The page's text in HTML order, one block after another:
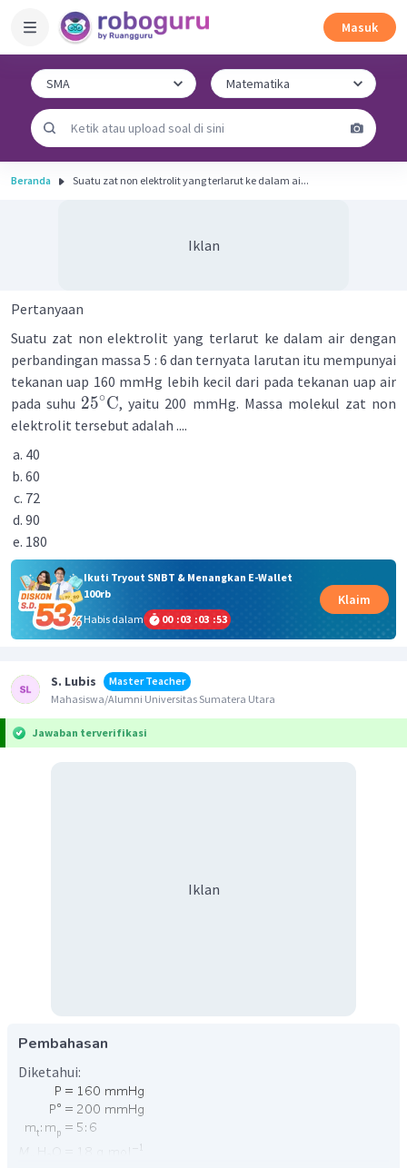
Masuk
Beranda Suatu zat non elektrolit yang terlarut ke dalam ai...
Iklan
Pertanyaan
Suatu zat non elektrolit yang terlarut ke dalam air dengan
perbandingan massa 5 : 6 dan ternyata larutan itu mempunyai
tekanan uap 160 mmHg lebih kecil dari pada tekanan uap air
pada suhu 25∘C, yaitu 200 mmHg. Massa molekul zat non
elektrolit tersebut adalah ....
40
60
72
90
180
Ikuti Tryout SNBT & Menangkan E-Wallet
100rb
Habis dalam
00 :03 :03 :53
Klaim
S. Lubis
Master Teacher
Mahasiswa/Alumni Universitas Sumatera Utara
Jawaban terverifikasi
Iklan
Pembahasan
Diketahui: